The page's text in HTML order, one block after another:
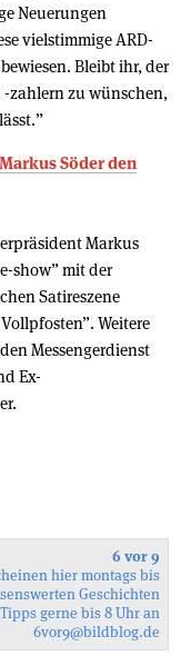
Neuerungen
vielstimmige ARD-
Bleibt ihr, der
zahlern zu wünschen,
Söder den
Markus
show” mit der
Satireszene
Weitere
Messengerdienst
Ex-
6 vor 9
hier montags bis
Geschichten
gerne bis 8 Uhr an
6vor9@bildblog.de